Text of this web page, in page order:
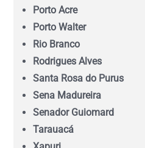
Porto Acre
Porto Walter
Rio Branco
Rodrigues Alves
Santa Rosa do Purus
Sena Madureira
Senador Guiomard
Tarauacá